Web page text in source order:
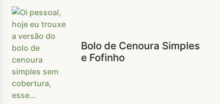
Bolo de Cenoura Simples
e Fofinho